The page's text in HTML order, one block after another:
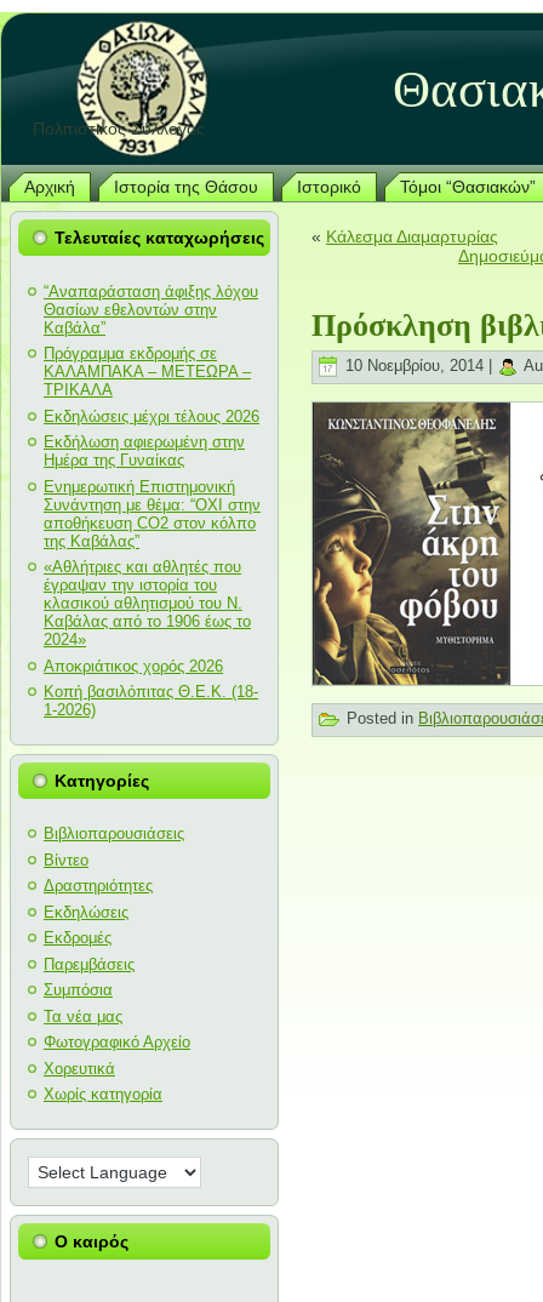
Πολιτιστικός Σύλλογος
Αρχική Ιστορία της Θάσου Ιστορικό Τόμοι “Θασιακών”
Τελευταίες καταχωρήσεις
“Αναπαράσταση άφιξης λόχου
Θασίων εθελοντών στην
Καβάλα”
Πρόγραμμα εκδρομής σε
ΚΑΛΑΜΠΑΚΑ – ΜΕΤΕΩΡΑ –
ΤΡΙΚΑΛΑ
Εκδηλώσεις μέχρι τέλους 2026
Εκδήλωση αφιερωμένη στην
Ημέρα της Γυναίκας
Ενημερωτική Επιστημονική
Συνάντηση με θέμα: “ΟΧΙ στην
αποθήκευση CO2 στον κόλπο
της Καβάλας”
«Αθλήτριες και αθλητές που
έγραψαν την ιστορία του
κλασικού αθλητισμού του Ν.
Καβάλας από το 1906 έως το
2024»
Αποκριάτικος χορός 2026
Κοπή βασιλόπιτας Θ.Ε.Κ. (18-
1-2026)
Κατηγορίες
Βιβλιοπαρουσιάσεις
Βίντεο
Δραστηριότητες
Εκδηλώσεις
Εκδρομές
Παρεμβάσεις
Συμπόσια
Τα νέα μας
Φωτογραφικό Αρχείο
Χορευτικά
Χωρίς κατηγορία
Ο καιρός
« Κάλεσμα Διαμαρτυρίας
Πρόσκληση
10 Νοεμβρίου, 2014 |
Posted in